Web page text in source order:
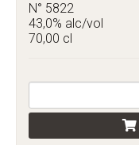
N° 5822
43,0% alc/vol
70,00 cl